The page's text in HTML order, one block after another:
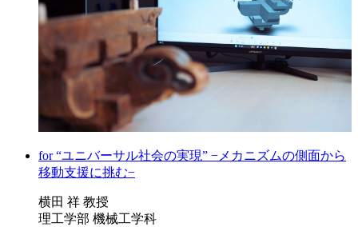
for “ユニバーサル社会の実現” −メカニズムの側面から
移動支援に挑む−
横田 祥 教授
理工学部 機械工学科